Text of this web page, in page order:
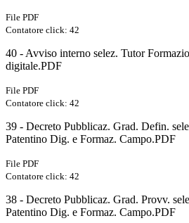
File PDF
Contatore click: 42
40 - Avviso interno selez. Tutor
digitale.PDF
File PDF
Contatore click: 42
39 - Decreto Pubblicaz. Grad. Defin.
Patentino Dig. e Formaz. Campo.PDF
File PDF
Contatore click: 42
38 - Decreto Pubblicaz. Grad. Provv.
Patentino Dig. e Formaz. Campo.PDF